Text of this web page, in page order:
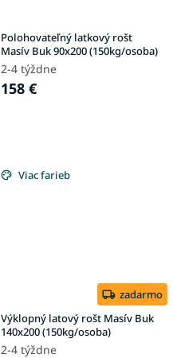
Polohovateľný latkový rošt
Masív Buk 90x200 (150kg/osoba)
2-4 týždne
158 €
Viac farieb
zadarmo
Výklopný latový rošt Masív Buk
140x200 (150kg/osoba)
2-4 týždne